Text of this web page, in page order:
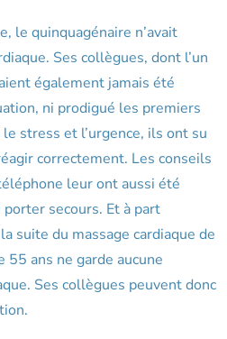
le quinquagénaire n’avait
Ses collègues, dont l’un
également jamais été
ni prodigué les premiers
stress et l’urgence, ils ont su
correctement. Les conseils
leur ont aussi été
secours. Et à part
suite du massage cardiaque de
55 ans ne garde aucune
Ses collègues peuvent donc